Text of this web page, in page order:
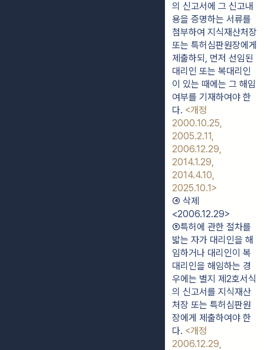
의 신고서에 그 신고내
용을 증명하는 서류를
첨부하여 지식재산처장
또는 특허심판원장에게
제출하되, 먼저 선임된
대리인 또는 복대리인
이 있는 때에는 그 해임
여부를 기재하여야 한
다. <개정
2000.10.25,
2005.2.11,
2006.12.29,
2014.1.29,
2014.4.10,
2025.10.1>
④ 삭제
<2006.12.29>
⑤특허에 관한 절차를
밟는 자가 대리인을 해
임하거나 대리인이 복
대리인을 해임하는 경
우에는 별지 제2호서식
의 신고서를 지식재산
처장 또는 특허심판원
장에게 제출하여야 한
다. <개정
2006.12.29,